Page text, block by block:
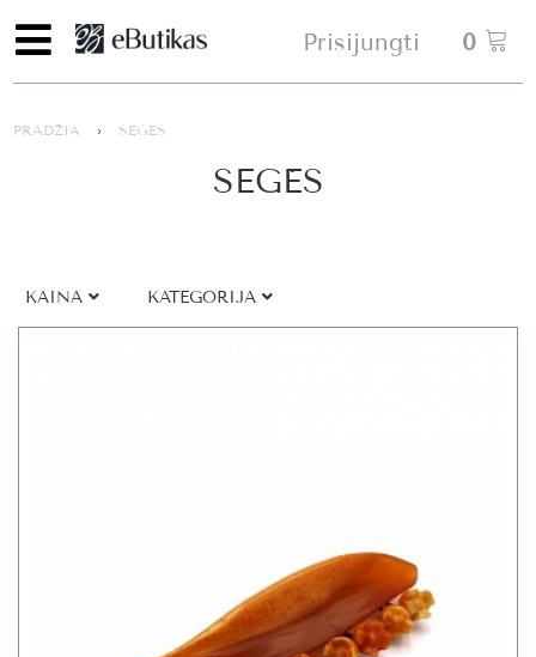
Prisijungti 0
PRADŽIA › SEGĖS
SEGĖS
KAINA KATEGORIJA